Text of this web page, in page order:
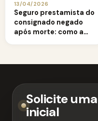
13/04/2026
Seguro prestamista do
consignado negado
após morte: como a
Solicite
inicial